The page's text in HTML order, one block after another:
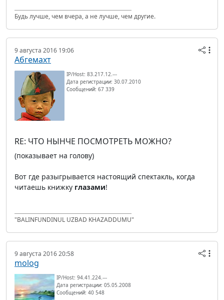
Будь лучше, чем вчера, а не лучше, чем другие.
9 августа 2016 19:06
Абгемахт
IP/Host: 83.217.12.---
Дата регистрации: 30.07.2010
Сообщений: 67 339
RE: ЧТО НЫНЧЕ ПОСМОТРЕТЬ МОЖНО?
(показывает на голову)
Вот где разыгрывается настоящий спектакль, когда
читаешь книжку глазами!
"BALINFUNDINUL UZBAD KHAZADDUMU"
9 августа 2016 20:58
molog
IP/Host: 94.41.224.---
Дата регистрации: 05.05.2008
Сообщений: 40 548